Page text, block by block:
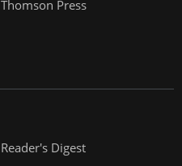
Thomson Press
Reader's Digest